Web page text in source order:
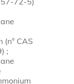
(n° CAS
;